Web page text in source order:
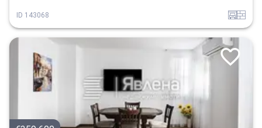
ID 143068 garajtuhla